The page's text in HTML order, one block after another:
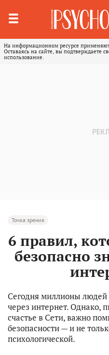
На информационном ресурсе
Оставаясь на сайте, вы подтверждаете
использование.
Точка зрения
6 правил,
безопасно
Сегодня миллионы людей
через интернет. Однако,
счастье в Сети, важно
безопасности — и не
психологической.